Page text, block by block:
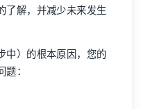
了解，并减少未来发生
中）的根本原因，您的
：